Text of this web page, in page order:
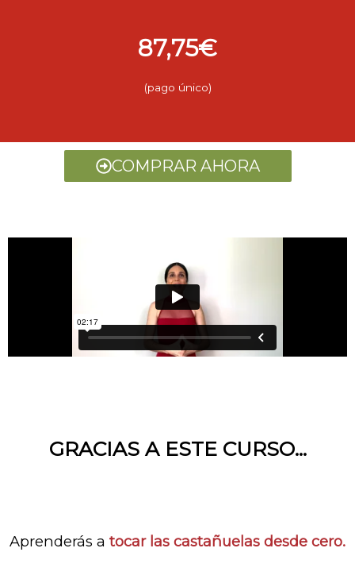
87,75€
(pago único)
COMPRAR AHORA
GRACIAS A ESTE CURSO...
Aprenderás a tocar las castañuelas desde cero.